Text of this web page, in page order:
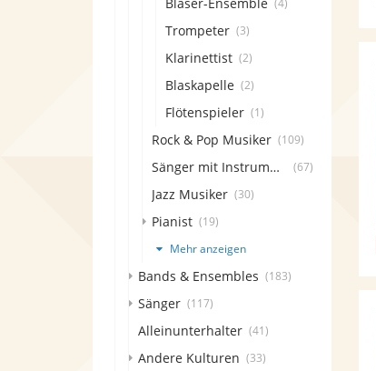
(4)
Trompeter (3)
Klarinettist (2)
Blaskapelle (2)
Flötenspieler (1)
Rock & Pop Musiker (109)
Sänger mit Instrument (67)
Jazz Musiker (30)
Pianist (19)
Mehr anzeigen
Bands & Ensembles (183)
Sänger (117)
Alleinunterhalter (41)
Andere Kulturen (33)